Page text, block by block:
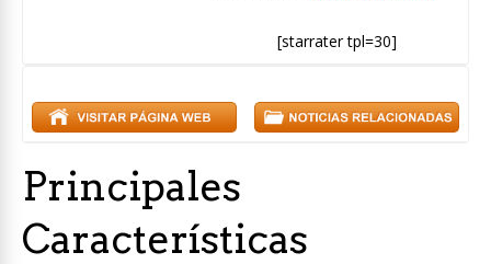
[starrater tpl=30]
Principales
Características